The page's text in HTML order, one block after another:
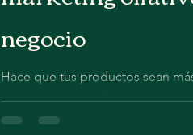
negocio
Hace que tus productos sean
perdurables y espontáneos. Por